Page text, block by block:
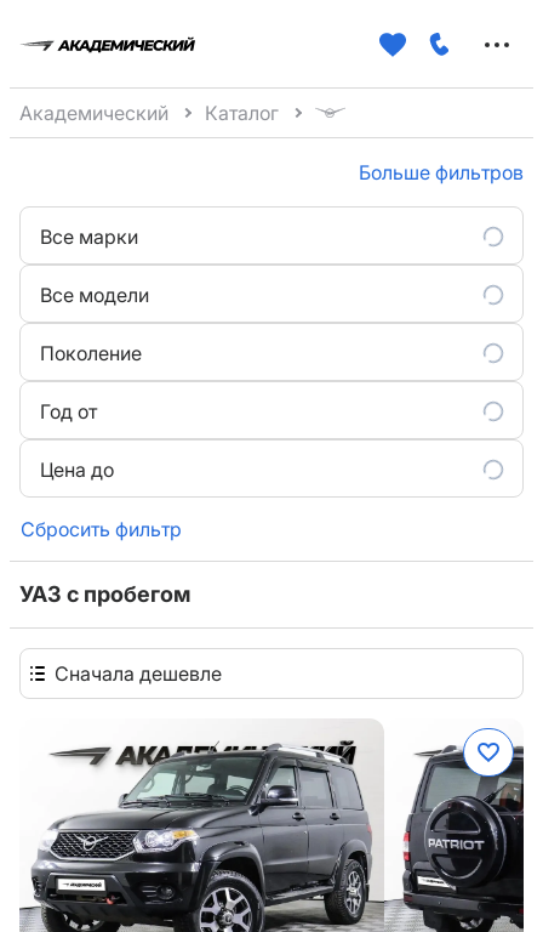
Академический Каталог
Больше фильтров
Все марки
Все модели
Поколение
Год от
Цена до
Сбросить фильтр
УАЗ с пробегом
Сначала дешевле